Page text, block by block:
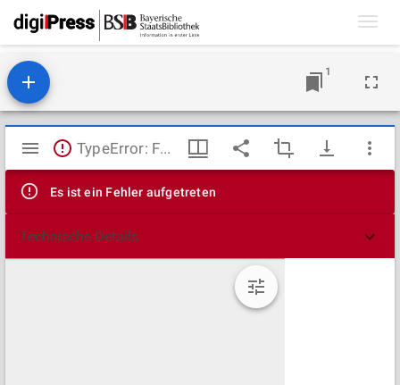
1
Mirador
Viewer
TypeError: Failed to fetch
Es ist ein Fehler aufgetreten
Technische Details